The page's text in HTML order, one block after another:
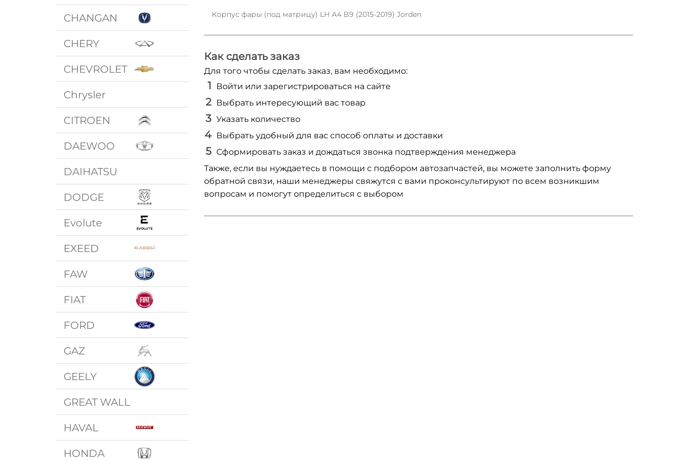
CHANGAN
CHERY
CHEVROLET
Chrysler
CITROEN
DAEWOO
DAIHATSU
DODGE
Evolute
EXEED
FAW
FIAT
FORD
GAZ
GEELY
GREAT WALL
HAVAL
HONDA
Корпус фары (под матрицу) LH A4 B9 (2015-2019) Jorden
Как сделать заказ
Для того чтобы сделать заказ, вам необходимо:
Войти или зарегистрироваться на сайте
Выбрать интересующий вас товар
Указать количество
Выбрать удобный для вас способ оплаты и доставки
Сформировать заказ и дождаться звонка подтверждения менеджера
Также, если вы нуждаетесь в помощи с подбором автозапчастей, вы можете заполнить форму
обратной связи, наши менеджеры свяжутся с вами проконсультируют по всем возникшим
вопросам и помогут определиться с выбором